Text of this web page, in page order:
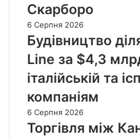
Скарборо
6 Серпня 2026
Будівництво
Line за $4,3
італійській та
компаніям
6 Серпня 2026
Торгівля між